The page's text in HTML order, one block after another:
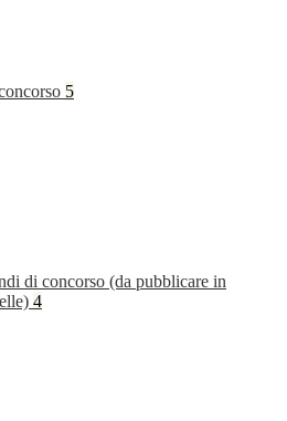
5
di concorso (da pubblicare in
4